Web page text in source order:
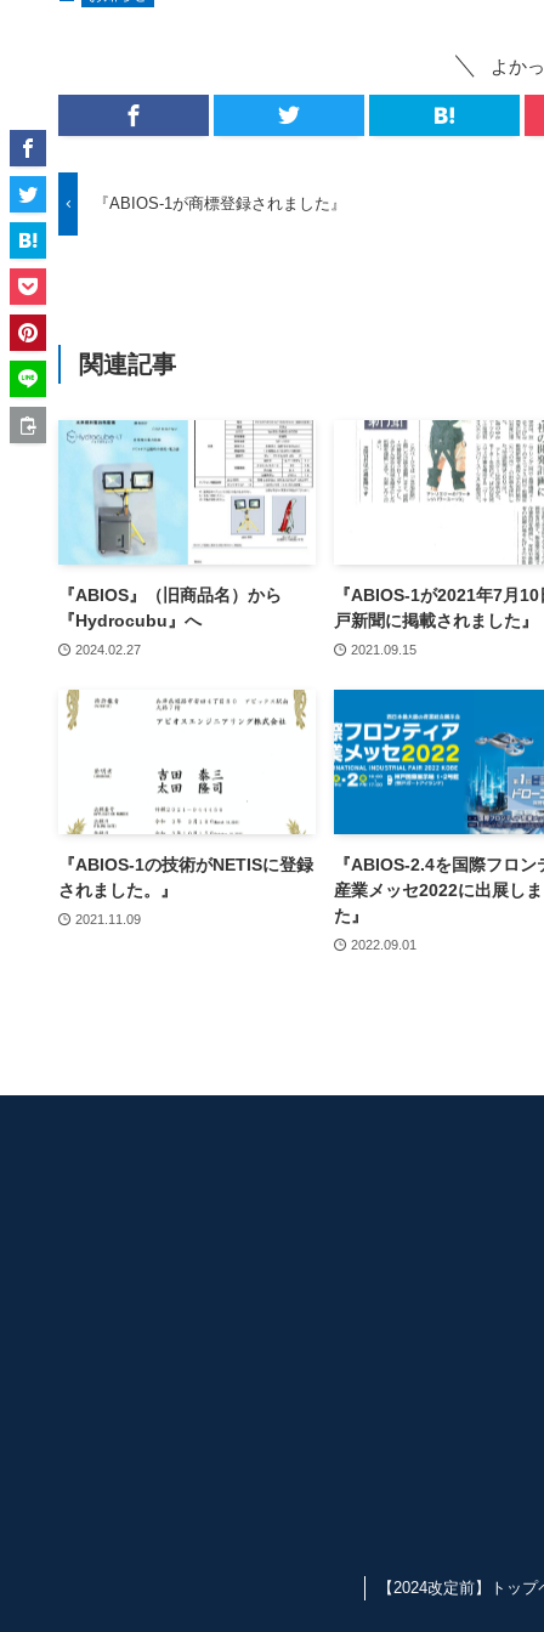
よか
『ABIOS-1が商標登録されました』
関連記事
『ABIOS』（旧商品名）から
『Hydrocubu』へ
2024.02.27
『ABIOS-1が2021年7月10
戸新聞に掲載されました』
2021.09.15
『ABIOS-1の技術がNETISに登録
されました。』
2021.11.09
『ABIOS-2.4を国際フロン
産業メッセ2022に出展し
た』
2022.09.01
【2024改定前】トップ